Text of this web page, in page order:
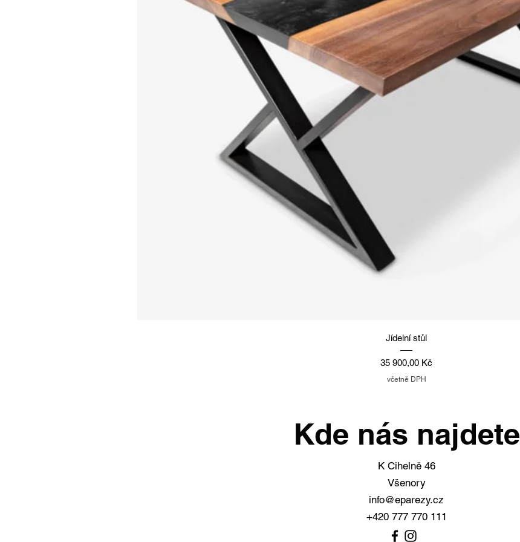
Rychlý náhled
Jídelní stůl
Cena
35 900,00 Kč
včetně DPH
Kde nás najdete
K Cihelně 46
Všenory
info@eparezy.cz
+420 777 770 111